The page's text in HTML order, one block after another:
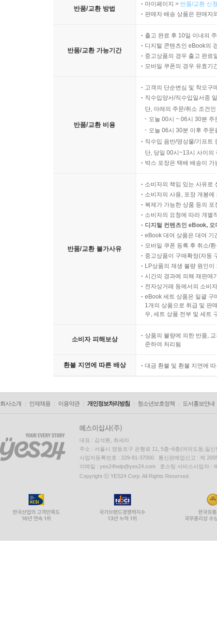
반품/교환 방법
마이페이지 > 반품/교환 신
판매자 배송 상품은 판매자
반품/교환 가능기간
출고 완료 후 10일 이내의
디지털 콘텐츠인 eBook의
중고상품의 경우 출고 완료
모바일 쿠폰의 경우 유효기
반품/교환 비용
고객의 단순변심 및 착오구
직수입양서/직수입일서중
단, 아래의 주문/취소 조건
오늘 00시 ~ 06시 30분
오늘 06시 30분 이후 주
직수입 음반/영상물/기프트
단, 당일 00시~13시 사이의
박스 포장은 택배 배송이
반품/교환 불가사유
소비자의 책임 있는 사유로
소비자의 사용, 포장 개봉
복제가 가능한 상품 등의
소비자의 요청에 따라 개별
디지털 컨텐츠인 eBook,
eBook 대여 상품은 대여 기
모바일 쿠폰 등록 후 취소/
중고상품이 구매확정(자동
LP상품의 재생 불량 원인
시간의 경과에 의해 재판매
전자상거래 등에서의 소비
eBook 세트 상품은 일괄 구
1개의 상품으로 취급 및 판
우, 세트 상품 전부 및 세트
소비자 피해보상
상품의 불량에 의한 반품,
준하여 처리됨
환불 지연에 따른 배상 대금 환불 및 환불 지연에
회사소개 인재채용 이용약관 개인정보처리방침 청소년보호정책 도서홍보안내
대표 : 김석환, 최세라
주소 : 서울시 영등포구 은행로 11, 5층~6층(여의도동,일신
사업자등록번호 : 229-81-37000 통신판매업신고 : 제
이메일 : yes24help@yes24.com 호스팅 서비스사업자 :
Copyright ⓒ YES24 Corp. All Rights Reserved.